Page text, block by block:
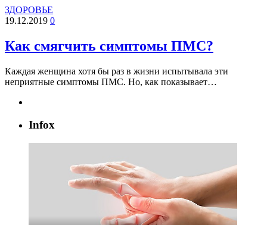
ЗДОРОВЬЕ
19.12.2019 0
Как смягчить симптомы ПМС?
Каждая женщина хотя бы раз в жизни испытывала эти
неприятные симптомы ПМС. Но, как показывает…
Infox